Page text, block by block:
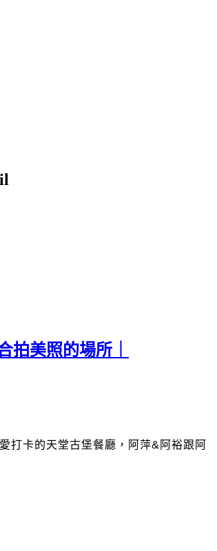
拍美照的場所｜
打卡的天堂古堡餐廳，阿萍&阿裕跟阿